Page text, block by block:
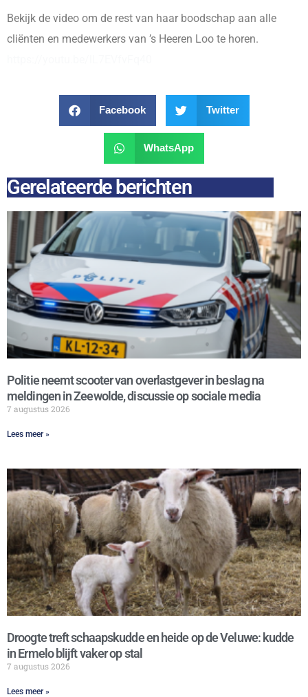
Bekijk de video om de rest van haar boodschap aan alle
cliënten en medewerkers van ’s Heeren Loo te horen.
Facebook Twitter
WhatsApp
Gerelateerde berichten
Politie neemt scooter van overlastgever in beslag na
meldingen in Zeewolde, discussie op sociale media
7 augustus 2026
Lees meer »
Droogte treft schaapskudde en heide op de Veluwe: kudde
in Ermelo blijft vaker op stal
7 augustus 2026
Lees meer »